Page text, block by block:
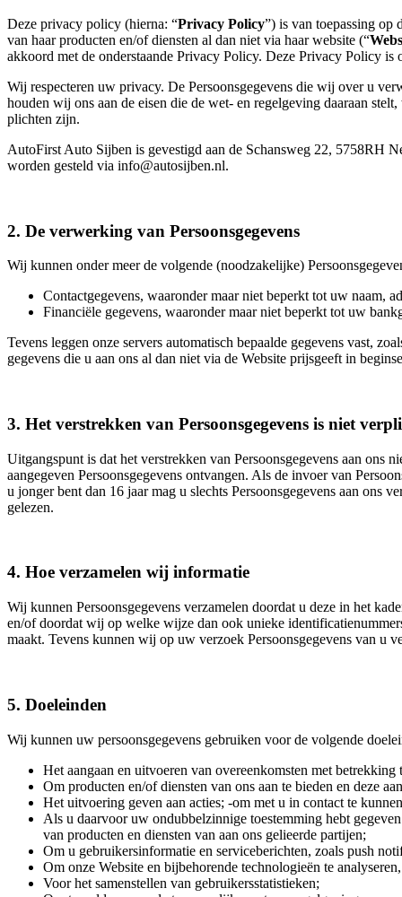
Deze privacy policy (hierna: “Privacy Policy”) is van toepassing op
van haar producten en/of diensten al dan niet via haar website (“
akkoord met de onderstaande Privacy Policy. Deze Privacy Policy
Wij respecteren uw privacy. De Persoonsgegevens die wij over u
houden wij ons aan de eisen die de wet- en regelgeving daaraan
plichten zijn.
AutoFirst Auto Sijben is gevestigd aan de Schansweg 22, 5758RH
worden gesteld via info@autosijben.nl.
2. De verwerking van Persoonsgegevens
Wij kunnen onder meer de volgende (noodzakelijke)
Contactgegevens, waaronder maar niet beperkt tot uw naam,
Financiële gegevens, waaronder maar niet beperkt tot uw
Tevens leggen onze servers automatisch bepaalde gegevens vast,
gegevens die u aan ons al dan niet via de Website prijsgeeft in
3. Het verstrekken van Persoonsgegevens is niet
Uitgangspunt is dat het verstrekken van Persoonsgegevens aan ons
aangegeven Persoonsgegevens ontvangen. Als de invoer van
u jonger bent dan 16 jaar mag u slechts Persoonsgegevens aan
gelezen.
4. Hoe verzamelen wij informatie
Wij kunnen Persoonsgegevens verzamelen doordat u deze in het
en/of doordat wij op welke wijze dan ook unieke
maakt. Tevens kunnen wij op uw verzoek Persoonsgegevens van u
5. Doeleinden
Wij kunnen uw persoonsgegevens gebruiken voor de volgende
Het aangaan en uitvoeren van overeenkomsten met
Om producten en/of diensten van ons aan te bieden en deze
Het uitvoering geven aan acties; -om met u in contact te
Als u daarvoor uw ondubbelzinnige toestemming hebt
van producten en diensten van aan ons gelieerde partijen;
Om u gebruikersinformatie en serviceberichten, zoals push
Om onze Website en bijbehorende technologieën te
Voor het samenstellen van gebruikersstatistieken;